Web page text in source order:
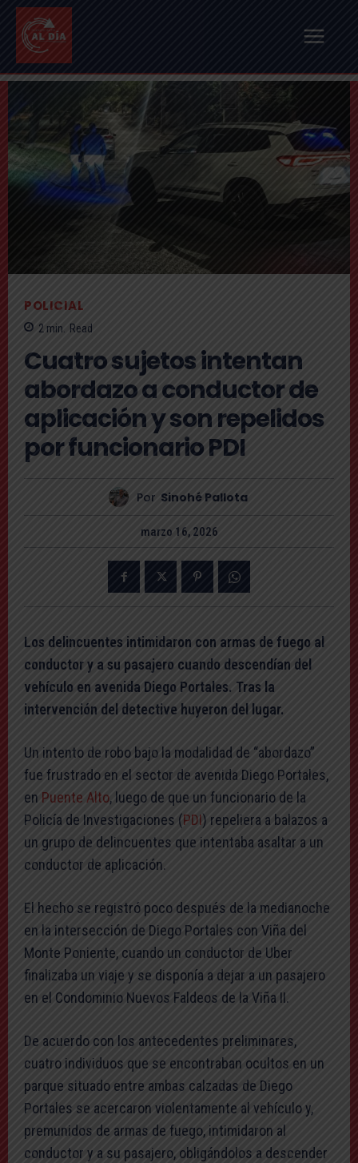
POLICIAL
2 min. Read
Cuatro sujetos intentan
abordazo a conductor de
aplicación y son repelidos
por funcionario PDI
Por Sinohé Pallota
marzo 16, 2026
Los delincuentes intimidaron con armas de fuego al
conductor y a su pasajero cuando descendían del
vehículo en avenida Diego Portales. Tras la
intervención del detective huyeron del lugar.
Un intento de robo bajo la modalidad de “abordazo”
fue frustrado en el sector de avenida Diego Portales,
en Puente Alto, luego de que un funcionario de la
Policía de Investigaciones (PDI) repeliera a balazos a
un grupo de delincuentes que intentaba asaltar a un
conductor de aplicación.
El hecho se registró poco después de la medianoche
en la intersección de Diego Portales con Viña del
Monte Poniente, cuando un conductor de Uber
finalizaba un viaje y se disponía a dejar a un pasajero
en el Condominio Nuevos Faldeos de la Viña II.
De acuerdo con los antecedentes preliminares,
cuatro individuos que se encontraban ocultos en un
parque situado entre ambas calzadas de Diego
Portales se acercaron violentamente al vehículo y,
premunidos de armas de fuego, intimidaron al
conductor y a su pasajero, obligándolos a descender